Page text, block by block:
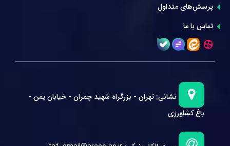
پرسش‌های متداول
تماس با ما
نشانی: تهران - بزرگراه شهید چمران - خیابان یمن -
باغ کشاورزی